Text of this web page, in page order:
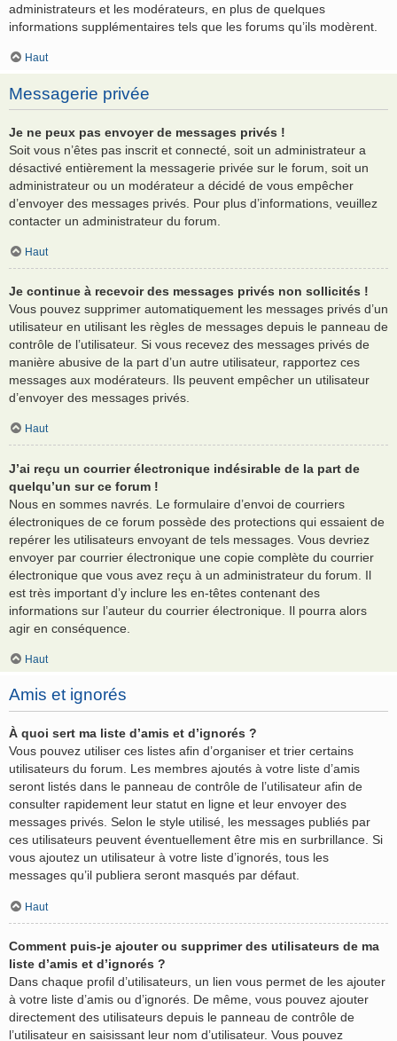
administrateurs et les modérateurs, en plus de quelques
informations supplémentaires tels que les forums qu’ils modèrent.
Haut
Messagerie privée
Je ne peux pas envoyer de messages privés !
Soit vous n’êtes pas inscrit et connecté, soit un administrateur a
désactivé entièrement la messagerie privée sur le forum, soit un
administrateur ou un modérateur a décidé de vous empêcher
d’envoyer des messages privés. Pour plus d’informations, veuillez
contacter un administrateur du forum.
Haut
Je continue à recevoir des messages privés non sollicités !
Vous pouvez supprimer automatiquement les messages privés d’un
utilisateur en utilisant les règles de messages depuis le panneau de
contrôle de l’utilisateur. Si vous recevez des messages privés de
manière abusive de la part d’un autre utilisateur, rapportez ces
messages aux modérateurs. Ils peuvent empêcher un utilisateur
d’envoyer des messages privés.
Haut
J’ai reçu un courrier électronique indésirable de la part de
quelqu’un sur ce forum !
Nous en sommes navrés. Le formulaire d’envoi de courriers
électroniques de ce forum possède des protections qui essaient de
repérer les utilisateurs envoyant de tels messages. Vous devriez
envoyer par courrier électronique une copie complète du courrier
électronique que vous avez reçu à un administrateur du forum. Il
est très important d’y inclure les en-têtes contenant des
informations sur l’auteur du courrier électronique. Il pourra alors
agir en conséquence.
Haut
Amis et ignorés
À quoi sert ma liste d’amis et d’ignorés ?
Vous pouvez utiliser ces listes afin d’organiser et trier certains
utilisateurs du forum. Les membres ajoutés à votre liste d’amis
seront listés dans le panneau de contrôle de l’utilisateur afin de
consulter rapidement leur statut en ligne et leur envoyer des
messages privés. Selon le style utilisé, les messages publiés par
ces utilisateurs peuvent éventuellement être mis en surbrillance. Si
vous ajoutez un utilisateur à votre liste d’ignorés, tous les
messages qu’il publiera seront masqués par défaut.
Haut
Comment puis-je ajouter ou supprimer des utilisateurs de ma
liste d’amis et d’ignorés ?
Dans chaque profil d’utilisateurs, un lien vous permet de les ajouter
à votre liste d’amis ou d’ignorés. De même, vous pouvez ajouter
directement des utilisateurs depuis le panneau de contrôle de
l’utilisateur en saisissant leur nom d’utilisateur. Vous pouvez